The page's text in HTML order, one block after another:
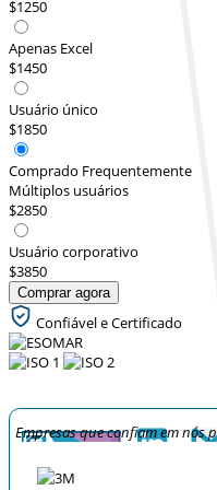
$1250
Apenas Excel
$1450
Usuário único
$1850
Comprado Frequentemente
Múltiplos usuários
$2850
Usuário corporativo
$3850
Comprar agora
Confiável e Certificado
Empresas que confiam em nós